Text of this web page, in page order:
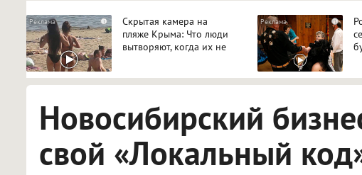
i
Скрытая камера на
пляже Крыма: Что люди
вытворяют, когда их не
i
Новосибирский
свой «Локальный